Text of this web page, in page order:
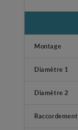
Montage
Diamètre 1
Diamètre 2
Raccordement